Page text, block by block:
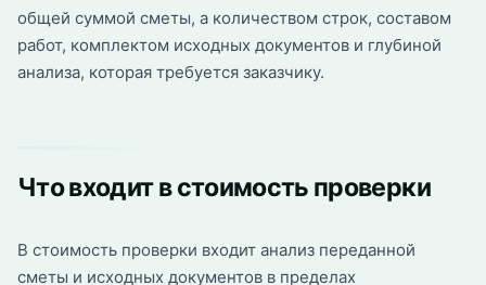
общей суммой сметы, а количеством строк, составом
работ, комплектом исходных документов и глубиной
анализа, которая требуется заказчику.
Что входит в стоимость проверки
В стоимость проверки входит анализ переданной
сметы и исходных документов в пределах